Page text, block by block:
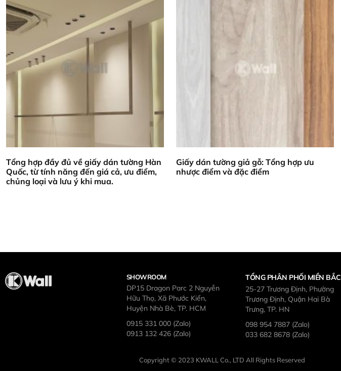
Tổng hợp đầy đủ về giấy dán tường Hàn
Quốc, từ tính năng đến giá cả, ưu điểm,
chủng loại và lưu ý khi mua.
Giấy dán tường giả gỗ: Tổng hợp ưu
nhược điểm và đặc điểm
SHOWROOM
DP15 Dragon Parc 2 Nguyễn
Hữu Thọ, Xã Phước Kiển,
Huyện Nhà Bè, TP. HCM
0915 331 000 (Zalo)
0913 132 426 (Zalo)
TỔNG PHÂN PHỐI MIỀN BẮC
25-27 Trương Định, Phường
Trương Định, Quận Hai Bà
Trưng, TP. HN
098 954 7887 (Zalo)
033 682 8678 (Zalo)
Copyright © 2023 KWALL Co., LTD All Rights Reserved